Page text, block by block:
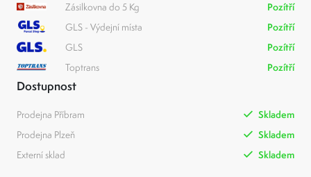
Zásilkovna do 5 Kg
Pozítří
GLS - Výdejní místa
Pozítří
GLS
Pozítří
Toptrans
Pozítří
Dostupnost
Prodejna Příbram
Skladem
Prodejna Plzeň
Skladem
Externí sklad
Skladem